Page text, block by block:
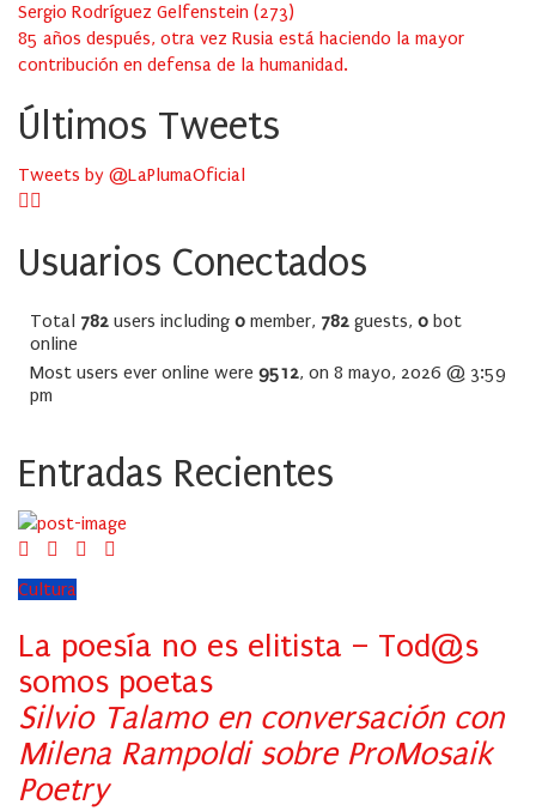
Sergio Rodríguez Gelfenstein (273)
85 años después, otra vez Rusia está haciendo la mayor
contribución en defensa de la humanidad.
Últimos Tweets
Tweets by @LaPlumaOficial
Usuarios Conectados
Total 782 users including 0 member, 782 guests, 0 bot
online
Most users ever online were 9512, on 8 mayo, 2026 @ 3:59
pm
Entradas Recientes
Cultura
La poesía no es elitista – Tod@s
somos poetas
Silvio Talamo en conversación con
Milena Rampoldi sobre ProMosaik
Poetry